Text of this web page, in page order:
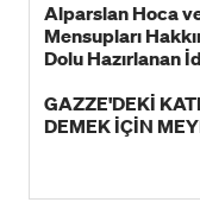
Alparslan Hoca
Mensupları
Dolu Hazırlanan
GAZZE'DEKİ
DEMEK İÇİN